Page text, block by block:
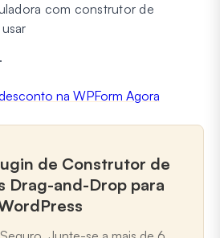
com construtor de
.
na WPForm Agora
de Construtor de
Drag-and-Drop para